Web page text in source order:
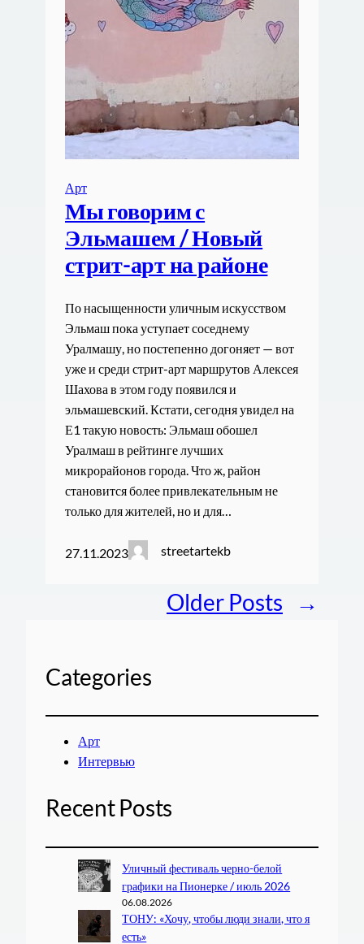
Арт
Мы говорим с
Эльмашем / Новый
стрит-арт на районе
По насыщенности уличным искусством
Эльмаш пока уступает соседнему
Уралмашу, но постепенно догоняет — вот
уже и среди стрит-арт маршрутов Алексея
Шахова в этом году появился и
эльмашевский. Кстати, сегодня увидел на
Е1 такую новость: Эльмаш обошел
Уралмаш в рейтинге лучших
микрорайонов города. Что ж, район
становится более привлекательным не
только для жителей, но и для…
27.11.2023 streetartekb
Older Posts →
Categories
Арт
Интервью
Recent Posts
Уличный фестиваль черно-белой
графики на Пионерке / июль 2026
06.08.2026
ТОНУ: «Хочу, чтобы люди знали, что я
есть»